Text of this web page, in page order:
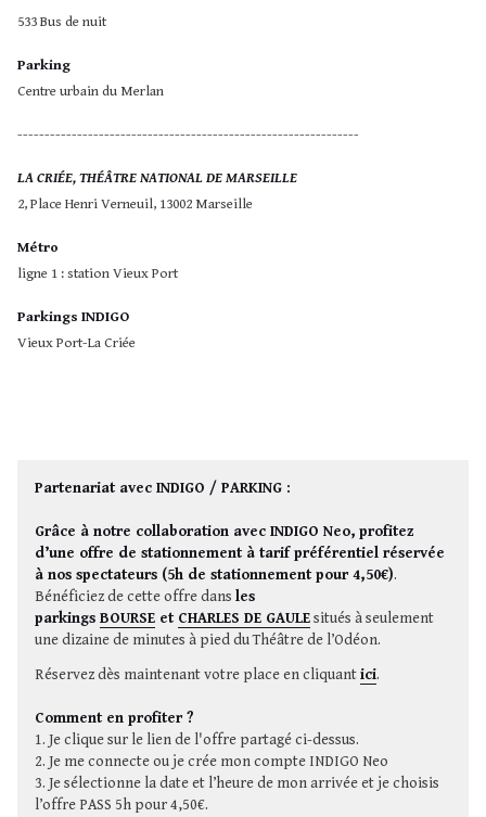
533 Bus de nuit
Parking
Centre urbain du Merlan
---------------------------------------------------------------
LA CRIÉE, THÉÂTRE NATIONAL DE MARSEILLE
2, Place Henri Verneuil, 13002 Marseille
Métro
ligne 1 : station Vieux Port
Parkings INDIGO
Vieux Port-La Criée
Partenariat avec INDIGO / PARKING :
Grâce à notre collaboration avec INDIGO Neo, profitez
d’une offre de stationnement à tarif préférentiel réservée
à nos spectateurs (5h de stationnement pour 4,50€).
Bénéficiez de cette offre dans les
parkings BOURSE et CHARLES DE GAULEsitués à seulement
une dizaine de minutes à pied du Théâtre de l’Odéon.
Réservez dès maintenant votre place en cliquantici.
Comment en profiter ?
1. Je clique sur le lien de l'offre partagé ci-dessus.
2. Je me connecte ou je crée mon compte INDIGO Neo
3. Je sélectionne la date et l’heure de mon arrivée et je choisis
l’offre PASS 5h pour 4,50€.